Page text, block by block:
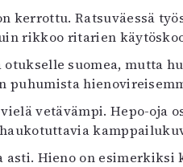
kerrottu. Ratsuväessä
rikkoo ritarien
suomea, mutta
puhumista
vetävämpi. Hepo-oja
Hieno on